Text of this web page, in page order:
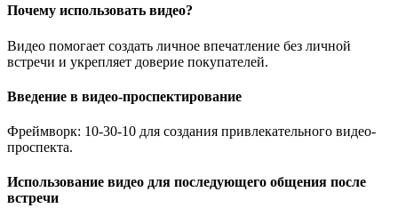
Почему использовать видео?
Видео помогает создать личное впечатление без личной
встречи и укрепляет доверие покупателей.
Введение в видео-проспектирование
Фреймворк: 10-30-10 для создания привлекательного видео-
проспекта.
Использование видео для последующего общения после
встречи